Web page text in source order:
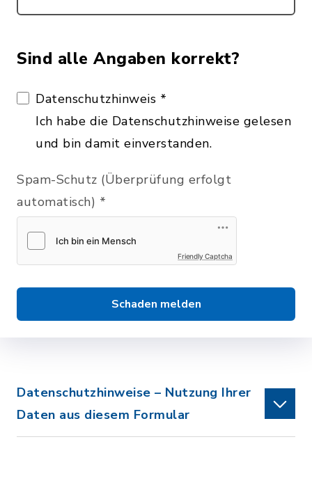
Sind alle Angaben korrekt?
Datenschutzhinweis *
Ich habe die Datenschutzhinweise gelesen
und bin damit einverstanden.
Spam-Schutz (Überprüfung erfolgt
automatisch) *
Friendly Captcha
Schaden melden
Datenschutzhinweise – Nutzung Ihrer
Daten aus diesem Formular